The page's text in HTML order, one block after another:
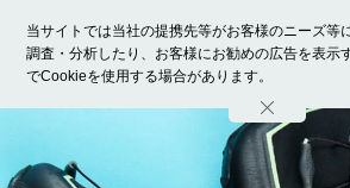
当サイトでは当社の提携先等がお客様のニーズ等
調査・分析したり、お客様にお勧めの広告を表示
でCookieを使用する場合があります。
ホーム モデル募集 ランキング